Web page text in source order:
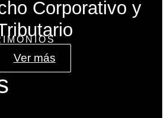
Corporativo y
Ver más